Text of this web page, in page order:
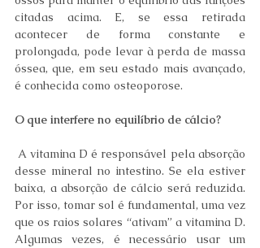
citadas acima. E, se essa retirada
acontecer de forma constante e
prolongada, pode levar à perda de massa
óssea, que, em seu estado mais avançado,
é conhecida como osteoporose.
O que interfere no equilíbrio de cálcio?
A vitamina D é responsável pela absorção
desse mineral no intestino. Se ela estiver
baixa, a absorção de cálcio será reduzida.
Por isso, tomar sol é fundamental, uma vez
que os raios solares “ativam” a vitamina D.
Algumas vezes, é necessário usar um